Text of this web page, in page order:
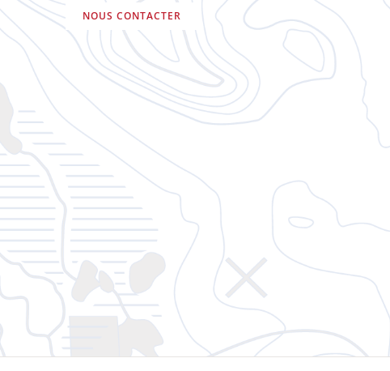
NOUS CONTACTER